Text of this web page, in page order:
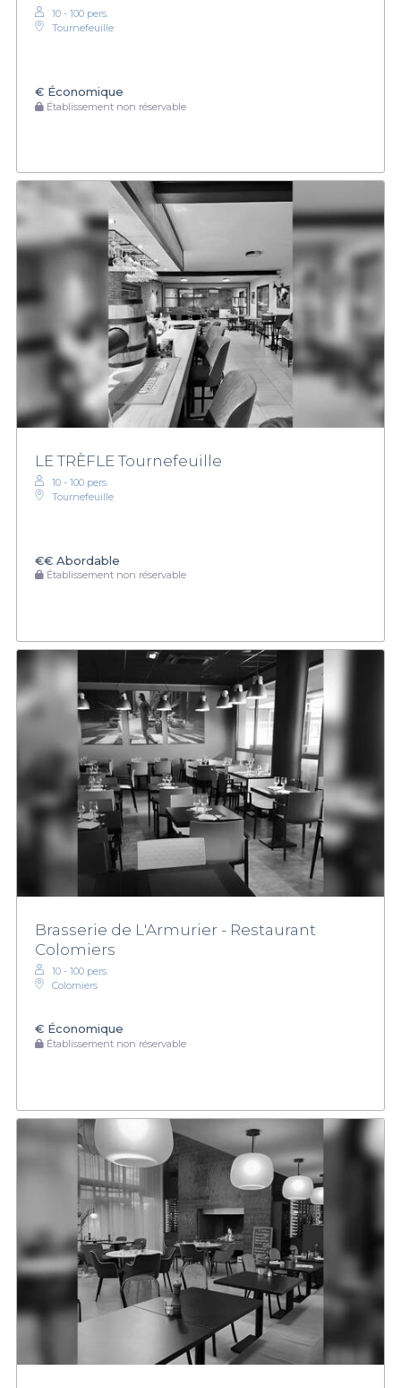
10 - 100 pers.
Tournefeuille
€ Économique
Établissement non réservable
LE TRÈFLE Tournefeuille
10 - 100 pers.
Tournefeuille
€€ Abordable
Établissement non réservable
Brasserie de L'Armurier - Restaurant
Colomiers
10 - 100 pers.
Colomiers
€ Économique
Établissement non réservable